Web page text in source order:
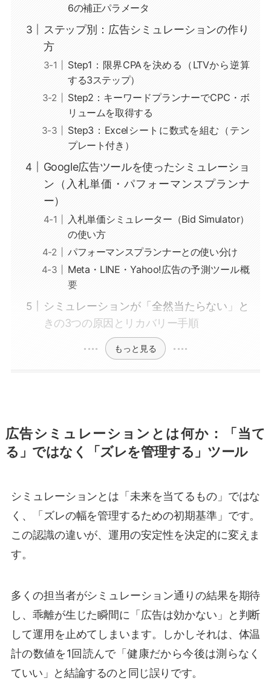
6の補正パラメータ
ステップ別：広告シミュレーションの作り
方
Step1：限界CPAを決める（LTVから逆算
する3ステップ）
Step2：キーワードプランナーでCPC・ボ
リュームを取得する
Step3：Excelシートに数式を組む（テン
プレート付き）
Google広告ツールを使ったシミュレーショ
ン（入札単価・パフォーマンスプランナ
ー）
入札単価シミュレーター（Bid Simulator）
の使い方
パフォーマンスプランナーとの使い分け
Meta・LINE・Yahoo!広告の予測ツール概
要
シミュレーションが「全然当たらない」と
きの3つの原因とリカバリー手順
もっと見る
広告シミュレーションとは何か：「当て
る」ではなく「ズレを管理する」ツール
シミュレーションとは「未来を当てるもの」ではな
く、「ズレの幅を管理するための初期基準」です。
この認識の違いが、運用の安定性を決定的に変えま
す。
多くの担当者がシミュレーション通りの結果を期待
し、乖離が生じた瞬間に「広告は効かない」と判断
して運用を止めてしまいます。しかしそれは、体温
計の数値を1回読んで「健康だから今後は測らなく
ていい」と結論するのと同じ誤りです。